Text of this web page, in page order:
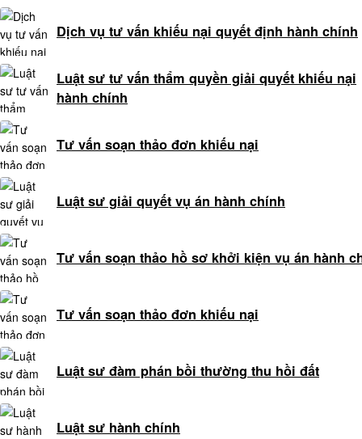
LUẬT
SƯ
SỞ
HỮU
TUỆ
TƯ
VẤN
PHÁP
LUẬT
TƯ
VẤN
LUẬT
HÌNH
SỰ
QUA
TỔNG
ĐÀI
0978845617
Dịch vụ tư vấn khiếu nại quyết định hành chính
Luật sư tư vấn thẩm quyền giải quyết khiếu nại
hành chính
Tư vấn soạn thảo đơn khiếu nại
Luật sư giải quyết vụ án hành chính
Tư vấn soạn thảo hồ sơ khởi kiện vụ án hành
Tư vấn soạn thảo đơn khiếu nại
Luật sư đàm phán bồi thường thu hồi đất
Luật sư hành chính